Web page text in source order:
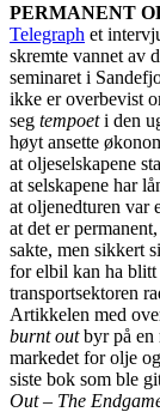
PERMANENT
Telegraph et
skremte vannet av
seminaret i
ikke er overbevist
seg tempoeti den
høyt ansette
at oljeselskapene
at selskapene har
at oljenedturen var
at det er
sakte, men sikkert
for elbil kan ha
transportsektoren
Artikkelen med
burnt outbyr på en
markedet for olje
siste bok som ble
Out – The